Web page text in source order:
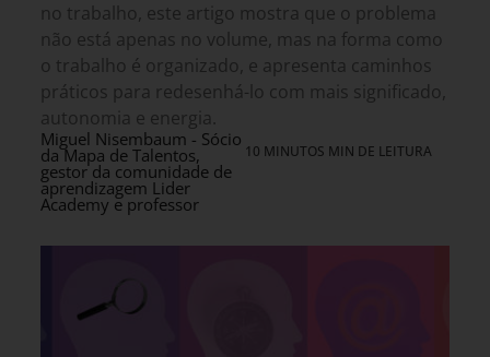
no trabalho, este artigo mostra que o problema
não está apenas no volume, mas na forma como
o trabalho é organizado, e apresenta caminhos
práticos para redesenhá-lo com mais significado,
autonomia e energia.
Miguel Nisembaum - Sócio
da Mapa de Talentos,
gestor da comunidade de
aprendizagem Lider
Academy e professor
10 MINUTOS MIN DE LEITURA